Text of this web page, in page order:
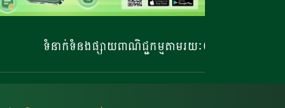
ទំនាក់ទំនងផ្សាយពាណិជ្ជកម្មតាមរយៈ 023 220 810 | 023